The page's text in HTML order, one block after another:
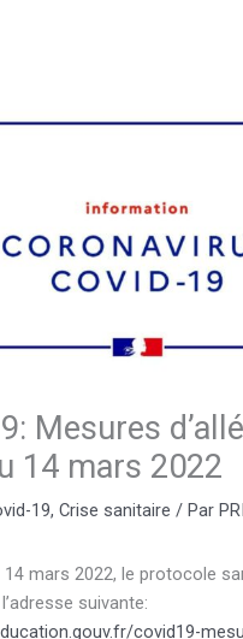
Mesures
14 mars 2022
19, Crise sanitaire / Par
mars 2022, le protocole
suivante:
covid19-